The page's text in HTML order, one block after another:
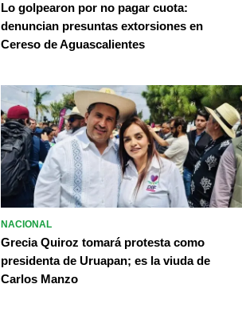
Lo golpearon por no pagar cuota:
denuncian presuntas extorsiones en
Cereso de Aguascalientes
NACIONAL
Grecia Quiroz tomará protesta como
presidenta de Uruapan; es la viuda de
Carlos Manzo